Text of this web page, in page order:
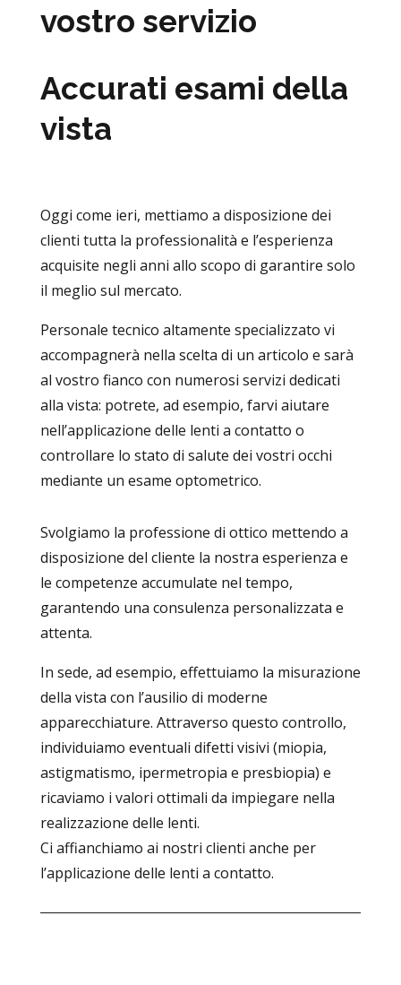
vostro servizio
Accurati esami della
vista
Oggi come ieri, mettiamo a disposizione dei
clienti tutta la professionalità e l’esperienza
acquisite negli anni allo scopo di garantire solo
il meglio sul mercato.
Personale tecnico altamente specializzato vi
accompagnerà nella scelta di un articolo e sarà
al vostro fianco con numerosi servizi dedicati
alla vista: potrete, ad esempio, farvi aiutare
nell’applicazione delle lenti a contatto o
controllare lo stato di salute dei vostri occhi
mediante un esame optometrico.
Svolgiamo la professione di ottico mettendo a
disposizione del cliente la nostra esperienza e
le competenze accumulate nel tempo,
garantendo una consulenza personalizzata e
attenta.
In sede, ad esempio, effettuiamo la misurazione
della vista con l’ausilio di moderne
apparecchiature. Attraverso questo controllo,
individuiamo eventuali difetti visivi (miopia,
astigmatismo, ipermetropia e presbiopia) e
ricaviamo i valori ottimali da impiegare nella
realizzazione delle lenti.
Ci affianchiamo ai nostri clienti anche per
l’applicazione delle lenti a contatto.